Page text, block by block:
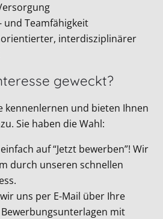
Teamfähigkeit
interdisziplinärer
geweckt?
kennenlernen und bieten Ihnen
Sie haben die Wahl:
auf “Jetzt bewerben”! Wir
durch unseren schnellen
uns per E-Mail über Ihre
mit